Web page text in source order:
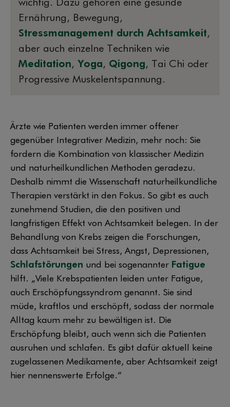
wichtig. Dazu gehören eine gesunde
Ernährung, Bewegung,
Stressmanagement durch Achtsamkeit,
aber auch einzelne Techniken wie
Meditation, Yoga, Qigong, Tai Chi oder
Progressive Muskelentspannung.
Ärzte wie Patienten werden immer offener
gegenüber Integrativer Medizin, mehr noch: Sie
fordern die Kombination von klassischer Medizin
und naturheilkundlichen Methoden geradezu.
Deshalb nimmt die Wissenschaft naturheilkundliche
Therapien verstärkt in den Fokus. So gibt es auch
zunehmend Studien, die den positiven und
langfristigen Effekt von Achtsamkeit belegen. In der
Behandlung von Krebs zeigen die Forschungen,
dass Achtsamkeit bei Stress, Angst, Depressionen,
Schlafstörungen und bei sogenannter Fatigue
hilft. „Viele Krebspatienten leiden unter Fatigue,
auch Erschöpfungssyndrom genannt. Sie sind
müde, kraftlos und erschöpft, sodass der normale
Alltag kaum mehr zu bewältigen ist. Die
Erschöpfung bleibt, auch wenn sich die Patienten
ausruhen und schlafen. Es gibt dafür aktuell keine
zugelassenen Medikamente, aber Achtsamkeit zeigt
hier nennenswerte Erfolge.“